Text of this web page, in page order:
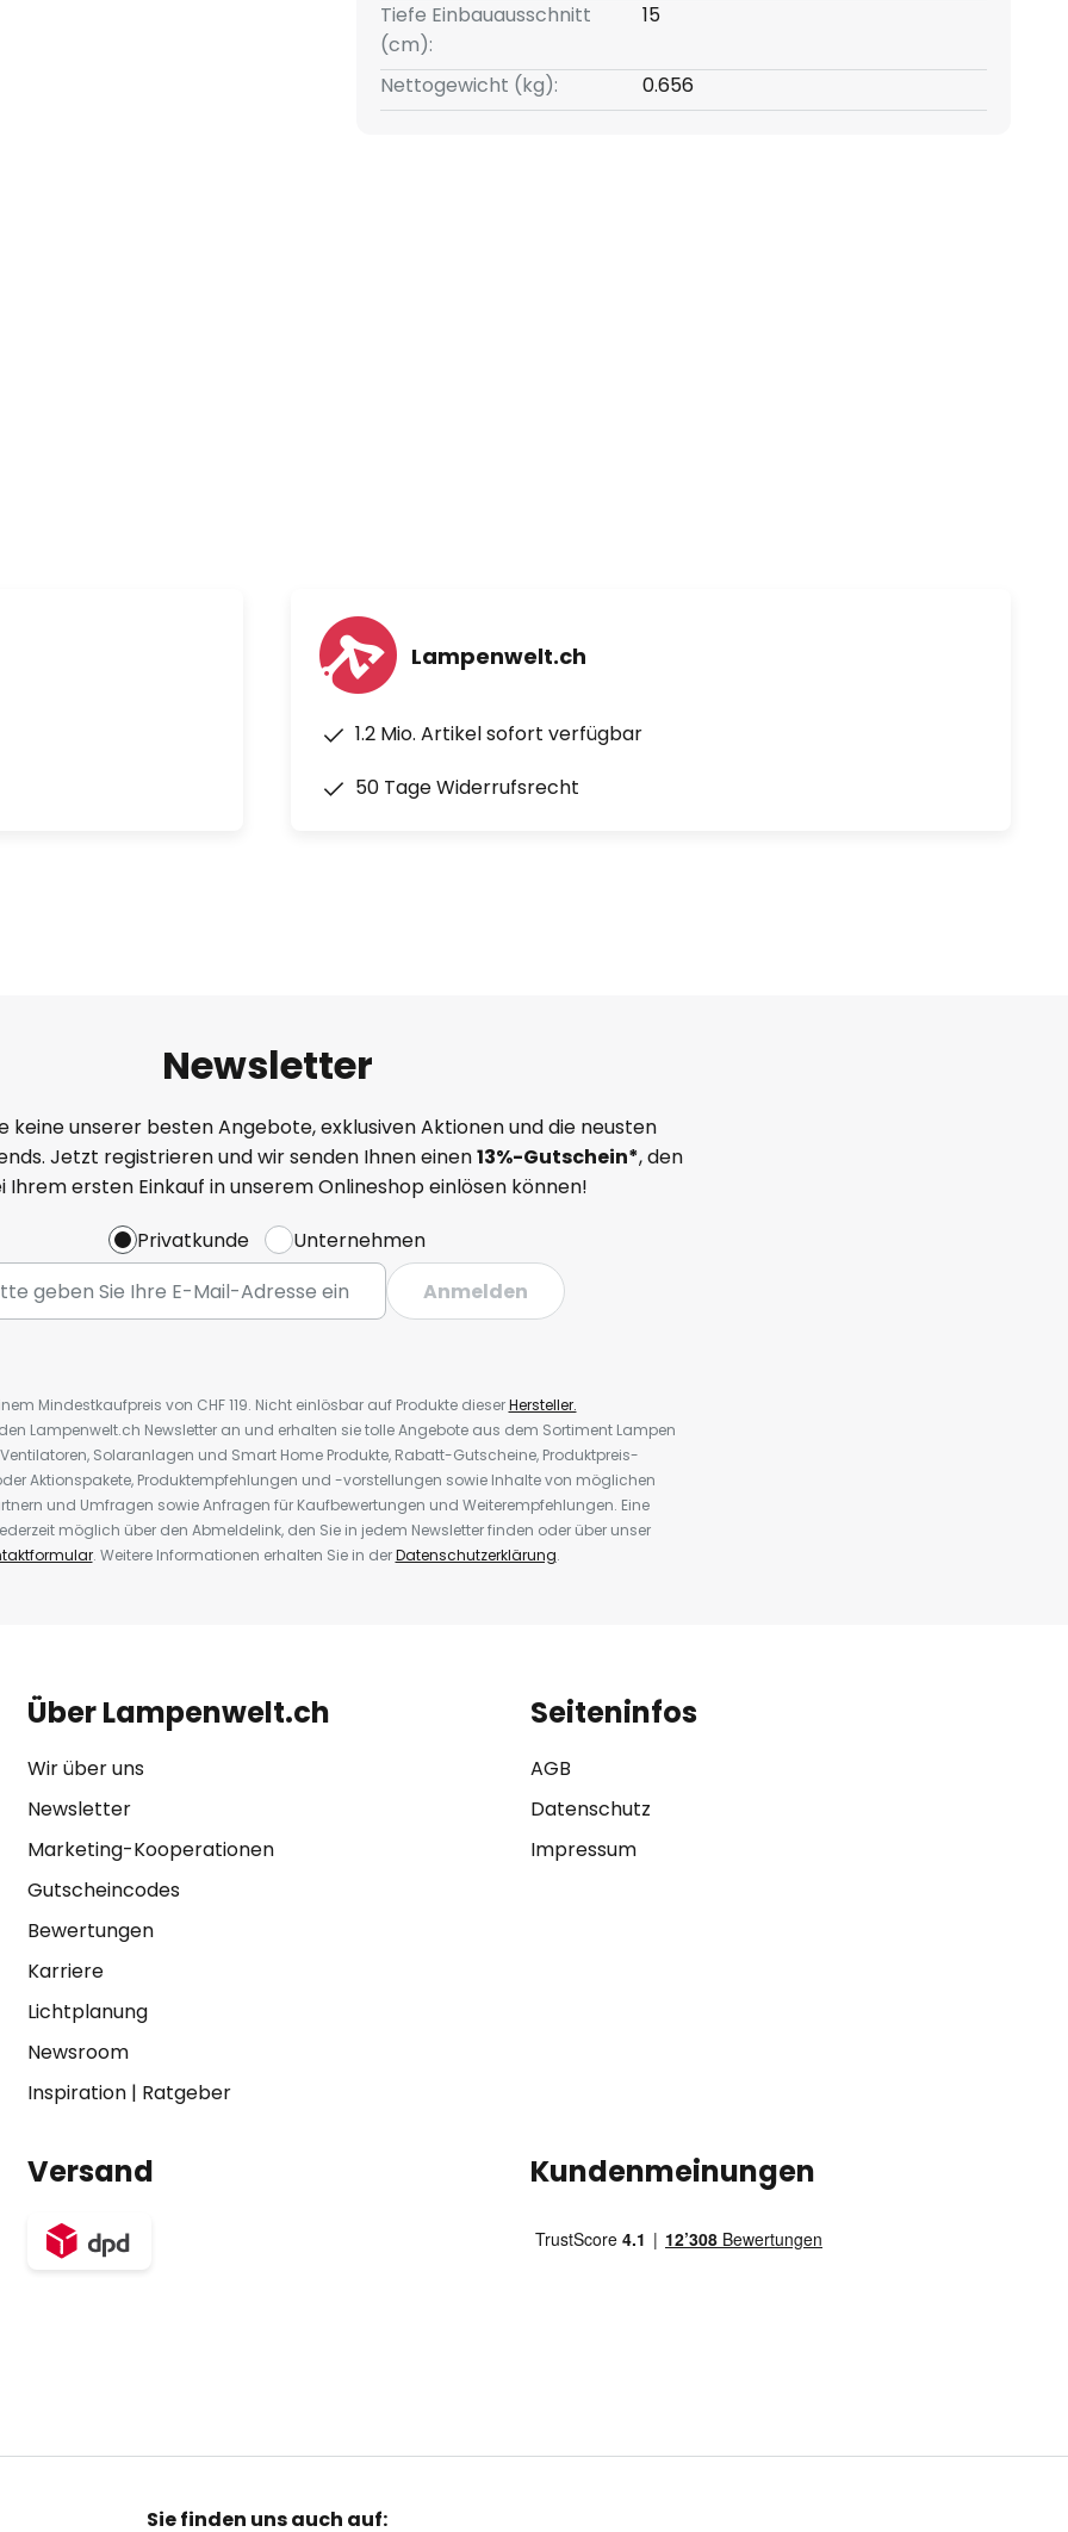
mit Edelstahl-Abdeckung.
sollte eine effektive
vorgesehen sein.
installieren - auf der
Tiefe Einbauausschnitt
(cm):
15
Nettogewicht (kg): 0.656
Lampenwelt.ch
1.2 Mio. Artikel sofort verfügbar
50 Tage Widerrufsrecht
Newsletter
keine unserer besten Angebote, exklusiven Aktionen und die neusten
Jetzt registrieren und wir senden Ihnen einen13%-Gutschein*, den
Ihrem ersten Einkauf in unserem Onlineshop einlösen können!
Privatkunde
Unternehmen
Anmelden
Mindestkaufpreis von CHF 119. Nicht einlösbar auf Produkte dieserHersteller.
Lampenwelt.ch Newsletter an und erhalten sie tolle Angebote aus dem Sortiment Lampen
Solaranlagen und Smart Home Produkte, Rabatt-Gutscheine, Produktpreis-
Aktionspakete, Produktempfehlungen und -vorstellungen sowie Inhalte von möglichen
und Umfragen sowie Anfragen für Kaufbewertungen und Weiterempfehlungen. Eine
möglich über den Abmeldelink, den Sie in jedem Newsletter finden oder über unser
. Weitere Informationen erhalten Sie in derDatenschutzerklärung.
Über Lampenwelt.ch
Wir über uns
Newsletter
Marketing-Kooperationen
Gutscheincodes
Bewertungen
Karriere
Lichtplanung
Newsroom
Inspiration| Ratgeber
Seiteninfos
AGB
Datenschutz
Impressum
Versand Kundenmeinungen
Sie finden uns auch auf: